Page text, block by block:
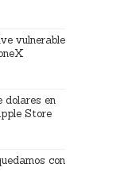
vulnerable
dolares en
Store
con